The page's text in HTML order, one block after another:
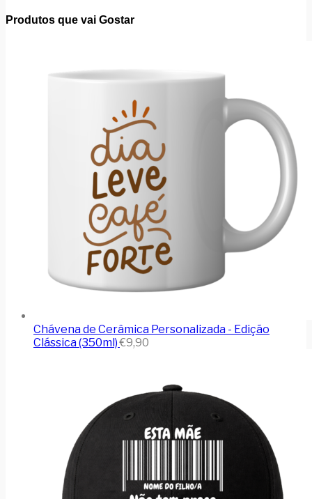
Produtos que vai Gostar
Chávena de Cerâmica Personalizada - Edição
Clássica (350ml) €9,90